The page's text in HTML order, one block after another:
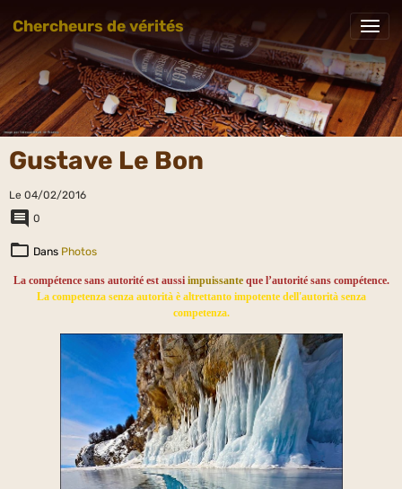
Chercheurs de vérités
Gustave Le Bon
Le 04/02/2016
0
Dans Photos
La compétence sans autorité est aussi impuissanteque l’autorité sans compétence.
La competenza senza autorità è altrettanto impotente dell'autorità senza
competenza.